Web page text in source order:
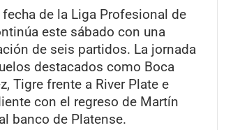
fecha de la Liga Profesional de
este sábado con una
de seis partidos. La jornada
destacados como Boca
Tigre frente a River Plate e
con el regreso de Martín
banco de Platense.